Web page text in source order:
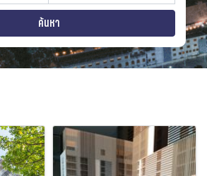
sprice
ค้นหา